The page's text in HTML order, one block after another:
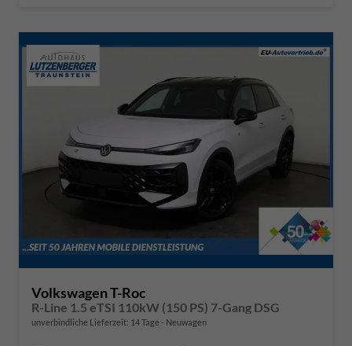
Volkswagen T-Roc
R-Line 1.5 eTSI 110kW (150 PS) 7-Gang DSG
unverbindliche Lieferzeit: 14 Tage Neuwagen